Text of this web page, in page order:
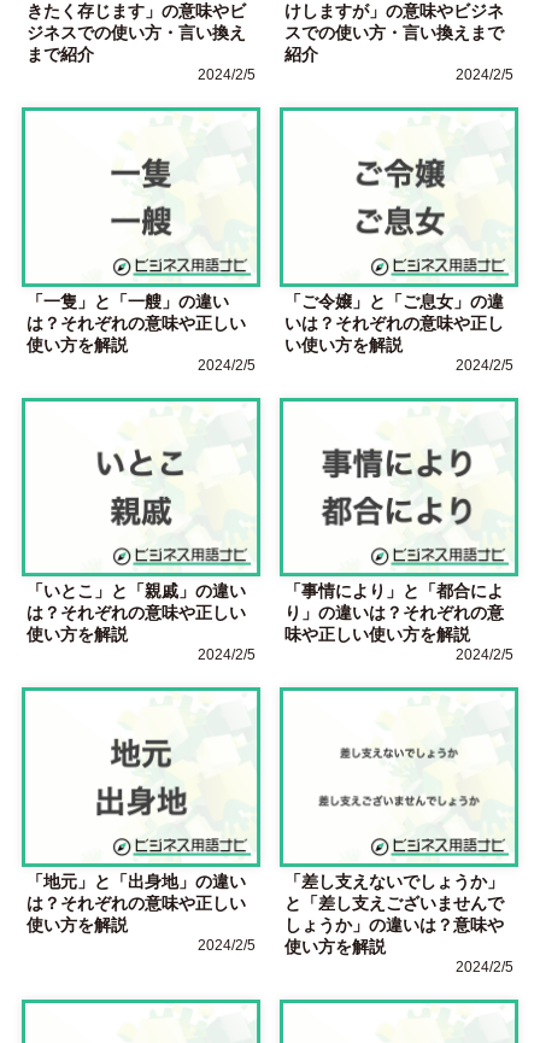
きたく存じます」の意味やビ
ジネスでの使い方・言い換え
まで紹介
2024/2/5
けしますが」の意味やビジネ
スでの使い方・言い換えまで
紹介
2024/2/5
「一隻」と「一艘」の違い
は？それぞれの意味や正しい
使い方を解説
2024/2/5
「ご令嬢」と「ご息女」の違
いは？それぞれの意味や正し
い使い方を解説
2024/2/5
「いとこ」と「親戚」の違い
は？それぞれの意味や正しい
使い方を解説
2024/2/5
「事情により」と「都合によ
り」の違いは？それぞれの意
味や正しい使い方を解説
2024/2/5
「地元」と「出身地」の違い
は？それぞれの意味や正しい
使い方を解説
2024/2/5
「差し支えないでしょうか」
と「差し支えございませんで
しょうか」の違いは？意味や
使い方を解説
2024/2/5